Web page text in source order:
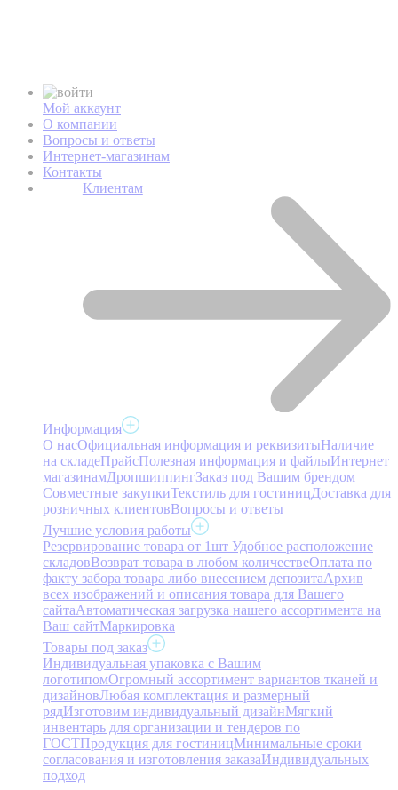
Мой аккаунт
О компании
Вопросы и ответы
Интернет-магазинам
Контакты
Клиентам
Информация
О насОфициальная информация и реквизитыНаличие
на складеПрайсПолезная информация и файлыИнтернет
магазинамДропшиппингЗаказ под Вашим брендом
Совместные закупкиТекстиль для гостиницДоставка для
розничных клиентовВопросы и ответы
Лучшие условия работы
Резервирование товара от 1шт Удобное расположение
складовВозврат товара в любом количествеОплата по
факту забора товара либо внесением депозитаАрхив
всех изображений и описания товара для Вашего
сайтаАвтоматическая загрузка нашего ассортимента на
Ваш сайтМаркировка
Товары под заказ
Индивидуальная упаковка с Вашим
логотипомОгромный ассортимент вариантов тканей и
дизайновЛюбая комплектация и размерный
рядИзготовим индивидуальный дизайнМягкий
инвентарь для организации и тендеров по
ГОСТПродукция для гостиницМинимальные сроки
согласования и изготовления заказаИндивидуальных
подход